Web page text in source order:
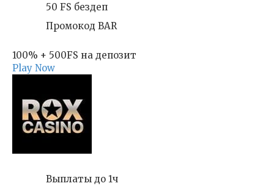
50 FS бездеп
Промокод BAR
100% + 500FS на депозит
Play Now
Выплаты до 1ч